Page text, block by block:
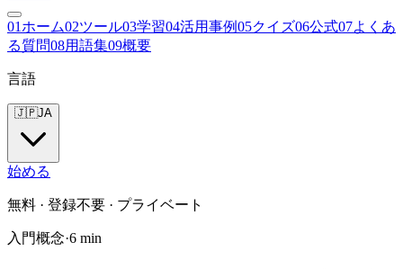
01 ホーム02ツール03学習04活用事例05クイズ06公式07よくあ
る質問08用語集09概要
言語
🇯🇵JA
始める
無料 · 登録不要 · プライベート
入門概念·6 min